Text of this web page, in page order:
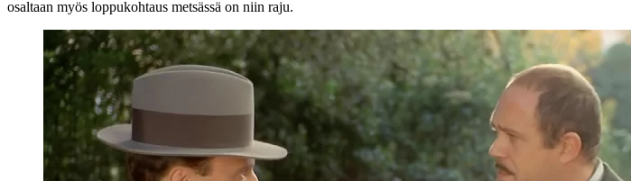
osaltaan myös loppukohtaus metsässä on niin raju.